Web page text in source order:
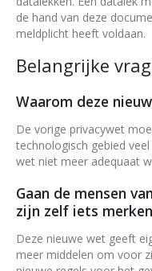
de hand van deze
meldplicht heeft voldaan.
Belangrijke
Waarom deze
De vorige privacywet
technologisch gebied
wet niet meer adequaat
Gaan de mensen
zijn zelf iets
Deze nieuwe wet geeft
meer middelen om voor